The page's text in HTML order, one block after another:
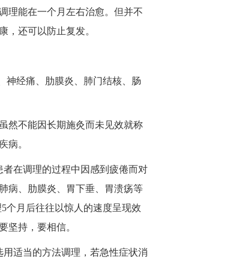
理能在一个月左右治愈。但并不
，还可以防止复发。
神经痛、肋膜炎、肺门结核、肠
然不能因长期施灸而未见效就称
病。
在调理的过程中因感到疲倦而对
病、肋膜炎、胃下垂、胃溃疡等
个月后往往以惊人的速度呈现效
坚持，要相信。
适当的方法调理，若急性症状消